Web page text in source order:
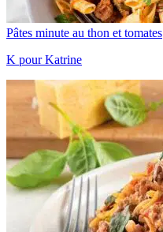
Pâtes minute au thon et tomates
K pour Katrine